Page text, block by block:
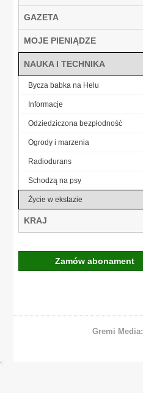
GAZETA
MOJE PIENIĄDZE
NAUKA I TECHNIKA
Bycza babka na Helu
Informacje
Odziedziczona bezpłodność
Ogrody i marzenia
Radiodurans
Schodzą na psy
Życie w ekstazie
KRAJ
Zamów abonament
Gremi Media: